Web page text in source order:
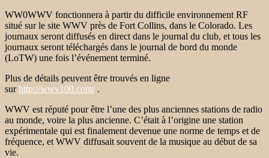
WW0WWV fonctionnera à partir du difficile environnement RF
situé sur le site WWV près de Fort Collins, dans le Colorado. Les
journaux seront diffusés en direct dans le journal du club, et tous les
journaux seront téléchargés dans le journal de bord du monde
(LoTW) une fois l’événement terminé.
Plus de détails peuvent être trouvés en ligne
surhttp://wwv100.com/ .
WWV est réputé pour être l’une des plus anciennes stations de radio
au monde, voire la plus ancienne. C’était à l’origine une station
expérimentale qui est finalement devenue une norme de temps et de
fréquence, et WWV diffusait souvent de la musique au début de sa
vie.